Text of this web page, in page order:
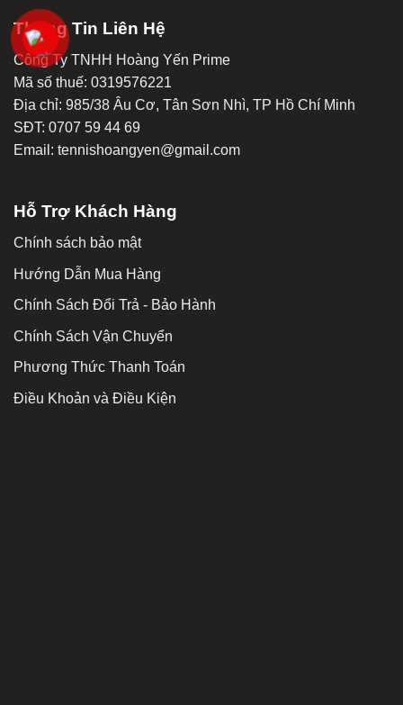
Thông Tin Liên Hệ
Công Ty TNHH Hoàng Yến Prime
Mã số thuế: 0319576221
Địa chỉ: 985/38 Âu Cơ, Tân Sơn Nhì, TP Hồ Chí Minh
SĐT: 0707 59 44 69
Email: tennishoangyen@gmail.com
Hỗ Trợ Khách Hàng
Chính sách bảo mật
Hướng Dẫn Mua Hàng
Chính Sách Đổi Trả - Bảo Hành
Chính Sách Vận Chuyển
Phương Thức Thanh Toán
Điều Khoản và Điều Kiện